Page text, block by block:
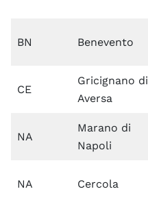
BN Benevento
CE
Gricignano di
Aversa
NA
Marano di
Napoli
NA Cercola